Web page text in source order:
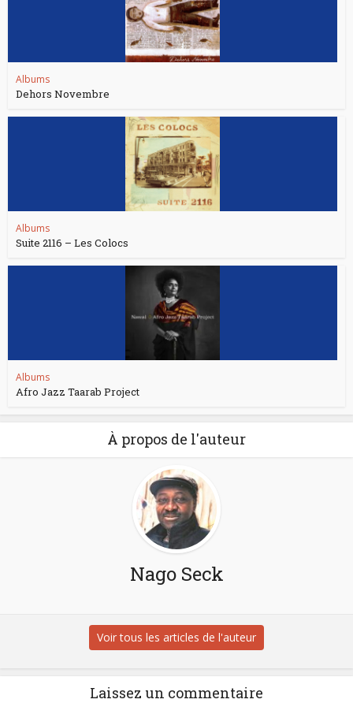
Albums
Dehors Novembre
Albums
Suite 2116 – Les Colocs
Albums
Afro Jazz Taarab Project
À propos de l'auteur
Nago Seck
Voir tous les articles de l'auteur
Laissez un commentaire